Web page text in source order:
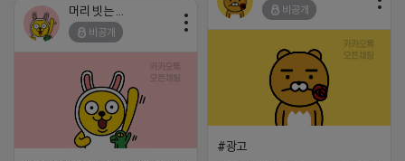
비공개
#광고
비공개